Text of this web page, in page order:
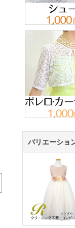
バリエーショ